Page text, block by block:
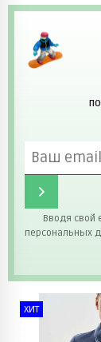
Вводя свой
персональных
ХИТ